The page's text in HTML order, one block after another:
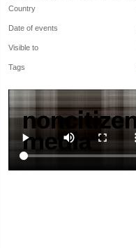
exhibitors. The interviews
and will be streamed every
lyssningssession,
Studio på MKC, kommer
utforskar Alattar ämnena
använder hårda
arabiska poplåtar. Detta
förtrogenhet. Utdragen av
och kan därmed tolkas som
mimik av populistiska,
Country
Date of events
Visible to
Tags